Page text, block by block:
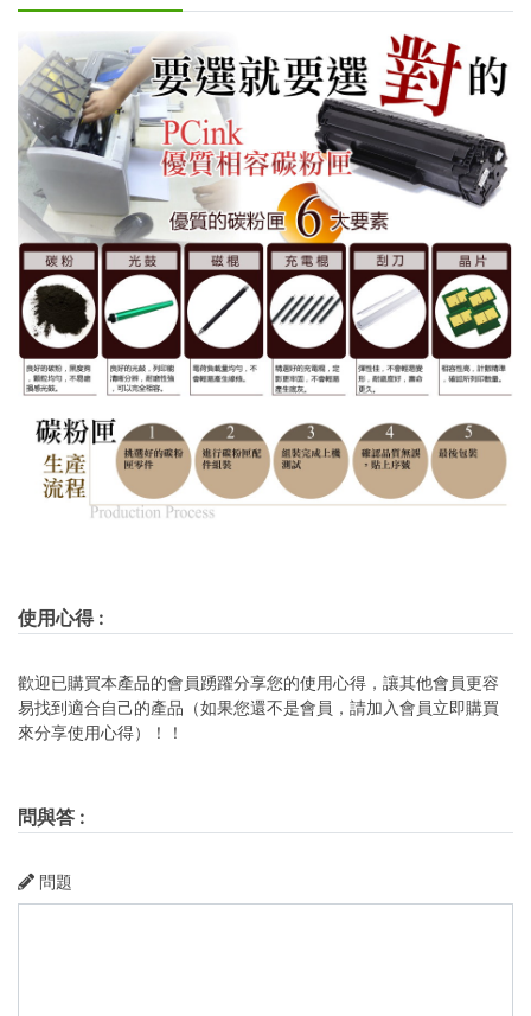
使用心得:
歡迎已購買本產品的會員踴躍分享您的使用心得，讓其他會員更容
易找到適合自己的產品（如果您還不是會員，請加入會員立即購買
來分享使用心得）！！
問與答 :
問題